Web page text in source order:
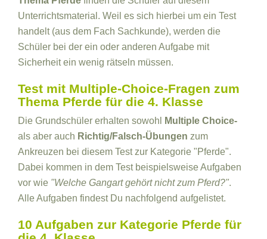
Unterrichtsmaterial. Weil es sich hierbei um ein Test
handelt (aus dem Fach Sachkunde), werden die
Schüler bei der ein oder anderen Aufgabe mit
Sicherheit ein wenig rätseln müssen.
Test mit Multiple-Choice-Fragen zum
Thema Pferde für die 4. Klasse
Die Grundschüler erhalten sowohl
Multiple Choice-
als aber auch Richtig/Falsch-Übungen zum
Ankreuzen bei diesem Test zur Kategorie "Pferde".
Dabei kommen in dem Test beispielsweise Aufgaben
vor wie "Welche Gangart gehört nicht zum Pferd?".
Alle Aufgaben findest Du nachfolgend aufgelistet.
10 Aufgaben zur Kategorie Pferde für